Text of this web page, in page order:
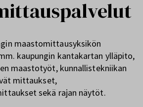
maastomittausyksikön
kaupungin kantakartan ylläpito,
maastotyöt, kunnallistekniikan
mittaukset,
sekä rajan näytöt.